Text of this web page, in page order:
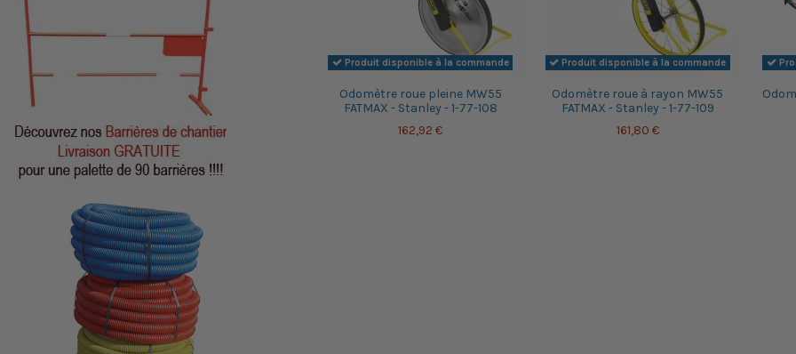
Produit disponible à la commande
Odomètre roue pleine MW55
FATMAX - Stanley - 1-77-108
162,92 €
Produit disponible à la commande
Odomètre roue à rayon MW55
FATMAX - Stanley - 1-77-109
161,80 €